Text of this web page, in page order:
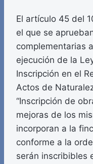
El artículo 45 del
el que se
complementarias
ejecución de la
Inscripción en el
Actos de
“Inscripción de
mejoras de los
incorporan a la
conforme a la
serán inscribibles